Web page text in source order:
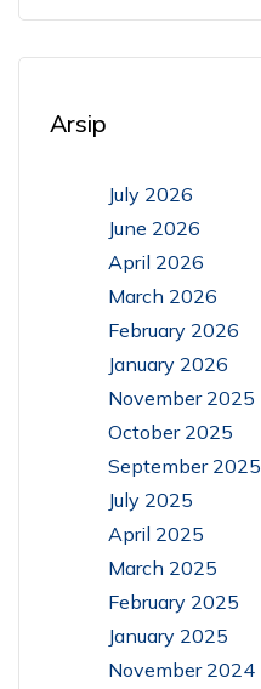
Arsip
July 2026
June 2026
April 2026
March 2026
February 2026
January 2026
November 2025
October 2025
September 2025
July 2025
April 2025
March 2025
February 2025
January 2025
November 2024